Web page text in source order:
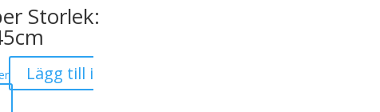
Storlek:
Lägg till i